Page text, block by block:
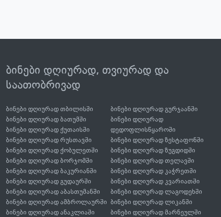
ბინები დღიურად, თვიურად და
საათობრივად
ბინები დღიურად თბილისში
ბინები დღიურად ბათუმში
ბინები დღიურად ქუთაისში
ბინები დღიურად რუსთავში
ბინები დღიურად ქობულეთში
ბინები დღიურად ბორჯომში
ბინები დღიურად ბაკურიანში
ბინები დღიურად გუდაურში
ბინები დღიურად აბასთუმანში
ბინები დღიურად ამბროლაურში
ბინები დღიურად ანაკლიაში
ბინები დღიურად გურჯაანში
ბინები დღიურად
დედოფლისწყაროში
ბინები დღიურად ზესტაფონში
ბინები დღიურად ზუგდიდში
ბინები დღიურად თელავში
ბინები დღიურად კაჭრეთში
ბინები დღიურად კვარიათში
ბინები დღიურად ლაგოდეხში
ბინები დღიურად ლიკანში
ბინები დღიურად მარნეულში